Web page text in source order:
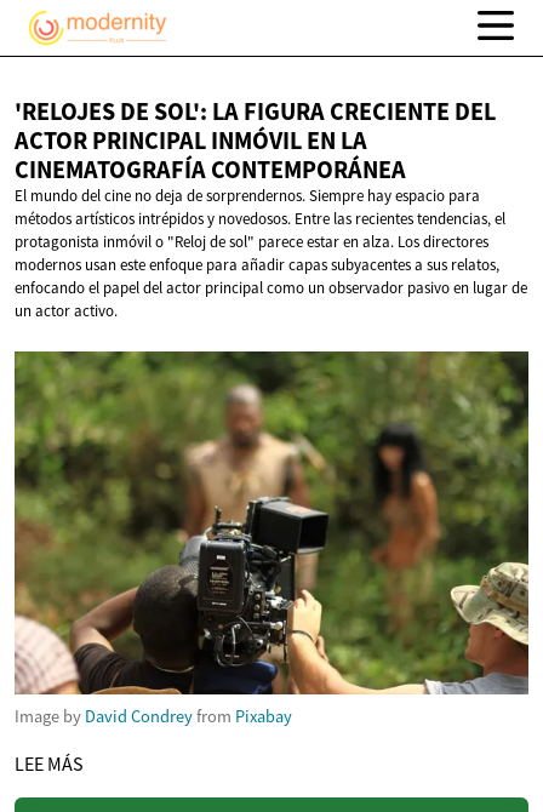
'RELOJES DE SOL': LA FIGURA CRECIENTE DEL
ACTOR PRINCIPAL INMÓVIL EN LA
CINEMATOGRAFÍA CONTEMPORÁNEA
El mundo del cine no deja de sorprendernos. Siempre hay espacio para
métodos artísticos intrépidos y novedosos. Entre las recientes tendencias, el
protagonista inmóvil o "Reloj de sol" parece estar en alza. Los directores
modernos usan este enfoque para añadir capas subyacentes a sus relatos,
enfocando el papel del actor principal como un observador pasivo en lugar de
un actor activo.
Image by David Condreyfrom Pixabay
LEE MÁS